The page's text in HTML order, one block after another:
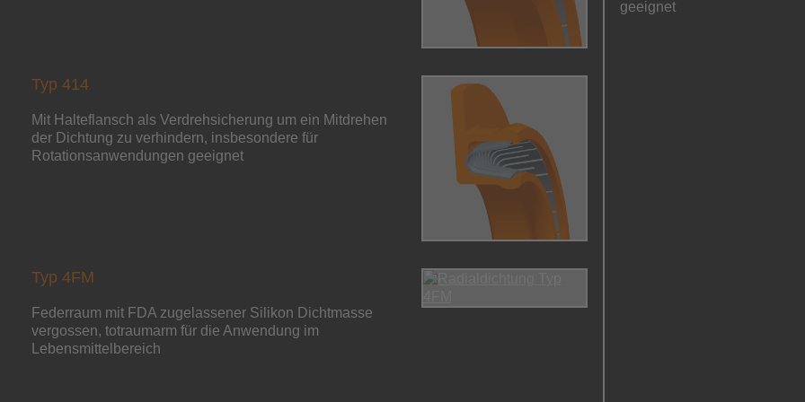
Typ 414
Mit Halteflansch als Verdrehsicherung um ein Mitdrehen
der Dichtung zu verhindern, insbesondere für
Rotationsanwendungen geeignet
Typ 4FM
Federraum mit FDA zugelassener Silikon Dichtmasse
vergossen, totraumarm für die Anwendung im
Lebensmittelbereich
geeignet